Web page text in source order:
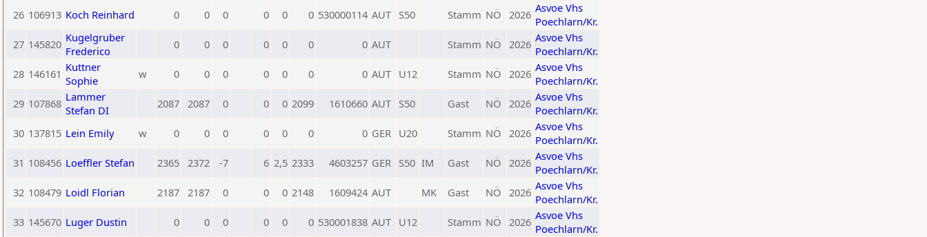
26 106913 Koch Reinhard 0 0 0 0 0 0 530000114 AUT S50 Stamm NÖ 2026 Asvoe Vhs
Poechlarn/Kr.
27 145820 Kugelgruber
Frederico
0 0 0 0 0 0 0 AUT Stamm NÖ 2026 Asvoe Vhs
Poechlarn/Kr.
28 146161 Kuttner
Sophie
w 0 0 0 0 0 0 0 AUT U12 Stamm NÖ 2026 Asvoe Vhs
Poechlarn/Kr.
29 107868 Lammer
Stefan DI
2087 2087 0 0 0 2099 1610660 AUT S50 Gast NÖ 2026 Asvoe Vhs
Poechlarn/Kr.
30 137815 Lein Emily w 0 0 0 0 0 0 0 GER U20 Stamm NÖ 2026 Asvoe Vhs
Poechlarn/Kr.
31 108456 Loeffler Stefan 2365 2372 -7 6 2,5 2333 4603257 GER S50 IM Gast NÖ 2026 Asvoe Vhs
Poechlarn/Kr.
32 108479 Loidl Florian 2187 2187 0 0 0 2148 1609424 AUT MK Gast NÖ 2026 Asvoe Vhs
Poechlarn/Kr.
33 145670 Luger Dustin 0 0 0 0 0 0 530001838 AUT U12 Stamm NÖ 2026 Asvoe Vhs
Poechlarn/Kr.